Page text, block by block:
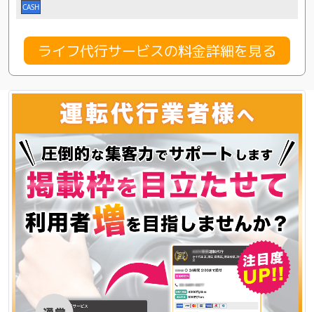
CASH
ライフ代行サービスの料金詳細を見る